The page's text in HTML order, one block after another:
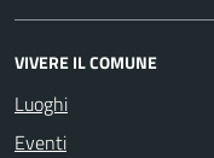
VIVERE IL COMUNE
Luoghi
Eventi